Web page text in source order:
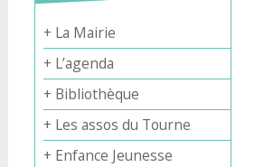
+ La Mairie
+ L’agenda
+ Bibliothèque
+ Les assos du Tourne
+ Enfance Jeunesse